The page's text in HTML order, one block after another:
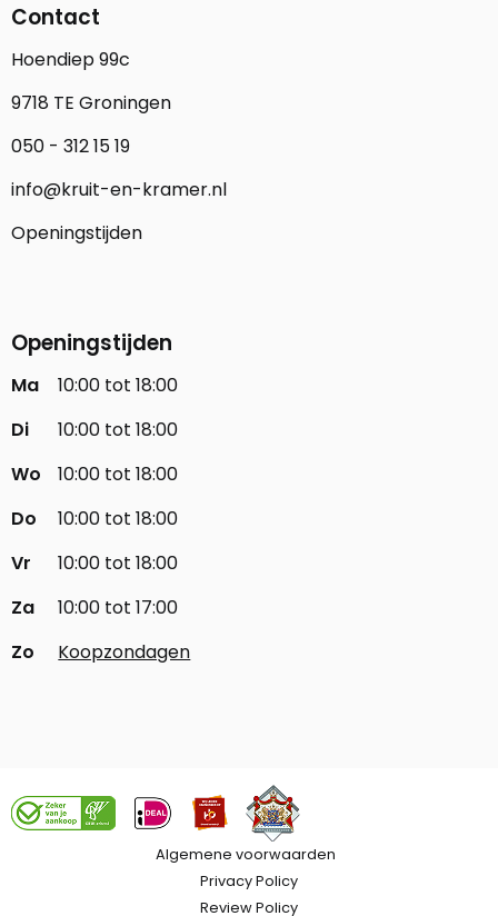
Contact
Hoendiep 99c
9718 TE Groningen
050 - 312 15 19
info@kruit-en-kramer.nl
Openingstijden
Openingstijden
Ma
10:00 tot 18:00
Di
10:00 tot 18:00
Wo
10:00 tot 18:00
Do
10:00 tot 18:00
Vr
10:00 tot 18:00
Za
10:00 tot 17:00
Zo
Koopzondagen
Algemene voorwaarden
Privacy Policy
Review Policy